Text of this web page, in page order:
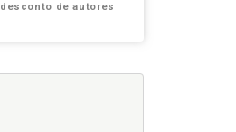
desconto de autores